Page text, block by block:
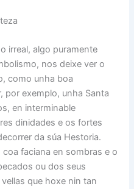
irreal, algo puramente
nos deixe ver o
como unha boa
por exemplo, unha Santa
en interminable
dinidades e os fortes
da súa Hestoria.
faciana en sombras e o
ou dos seus
que hoxe nin tan